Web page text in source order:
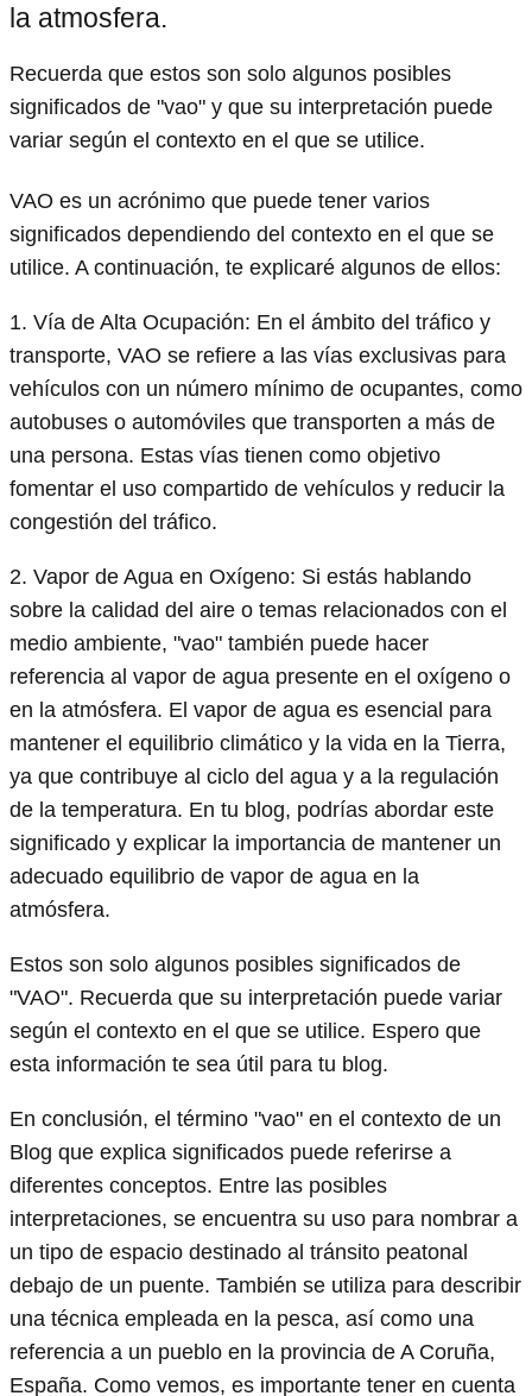
la atmosfera.
Recuerda que estos son solo algunos posibles
significados de "vao" y que su interpretación puede
variar según el contexto en el que se utilice.
VAO es un acrónimo que puede tener varios
significados dependiendo del contexto en el que se
utilice. A continuación, te explicaré algunos de ellos:
1. Vía de Alta Ocupación: En el ámbito del tráfico y
transporte, VAO se refiere a las vías exclusivas para
vehículos con un número mínimo de ocupantes, como
autobuses o automóviles que transporten a más de
una persona. Estas vías tienen como objetivo
fomentar el uso compartido de vehículos y reducir la
congestión del tráfico.
2. Vapor de Agua en Oxígeno: Si estás hablando
sobre la calidad del aire o temas relacionados con el
medio ambiente, "vao" también puede hacer
referencia al vapor de agua presente en el oxígeno o
en la atmósfera. El vapor de agua es esencial para
mantener el equilibrio climático y la vida en la Tierra,
ya que contribuye al ciclo del agua y a la regulación
de la temperatura. En tu blog, podrías abordar este
significado y explicar la importancia de mantener un
adecuado equilibrio de vapor de agua en la
atmósfera.
Estos son solo algunos posibles significados de
"VAO". Recuerda que su interpretación puede variar
según el contexto en el que se utilice. Espero que
esta información te sea útil para tu blog.
En conclusión, el término "vao" en el contexto de un
Blog que explica significados puede referirse a
diferentes conceptos. Entre las posibles
interpretaciones, se encuentra su uso para nombrar a
un tipo de espacio destinado al tránsito peatonal
debajo de un puente. También se utiliza para describir
una técnica empleada en la pesca, así como una
referencia a un pueblo en la provincia de A Coruña,
España. Como vemos, es importante tener en cuenta